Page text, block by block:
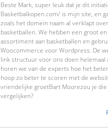
Beste Mark, super leuk dat je dit
Basketbalkopen.com/ is mijn site, en
zoals het domein naam al verklapt over
basketballen. We hebben een groot
assortiment aan basketballen en
Woocommerce voor Wordpress. De
link structuur voor ons doen helemaal
horen we van de experts hoe het
hoop zo beter te scoren met de
vriendelijke groetBart Moorezou je
vergelijken?